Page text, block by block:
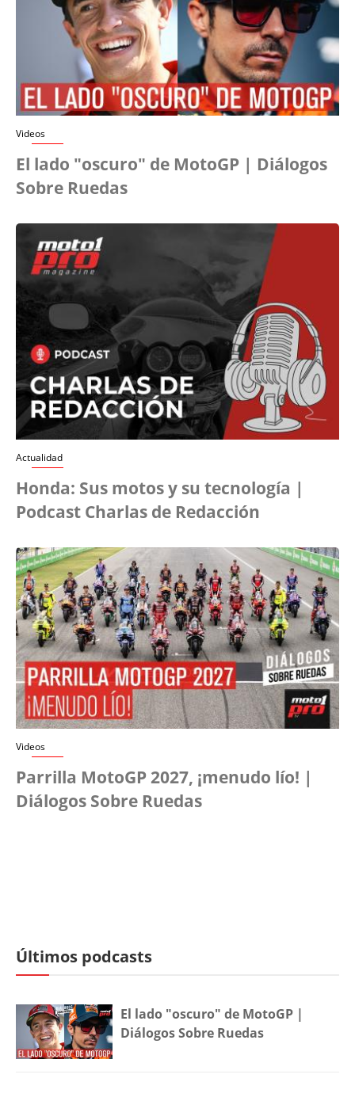
Videos
El lado "oscuro" de MotoGP | Diálogos
Sobre Ruedas
Actualidad
Honda: Sus motos y su tecnología |
Podcast Charlas de Redacción
Videos
Parrilla MotoGP 2027, ¡menudo lío! |
Diálogos Sobre Ruedas
Últimos podcasts
El lado "oscuro" de MotoGP |
Diálogos Sobre Ruedas